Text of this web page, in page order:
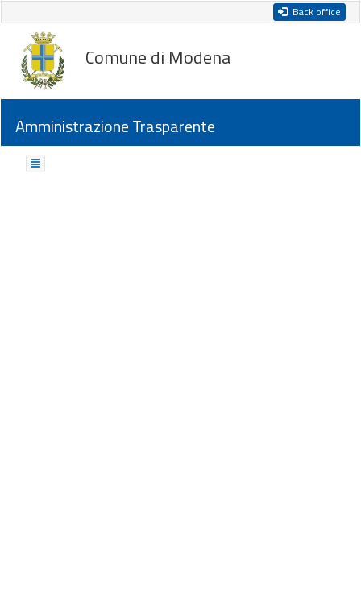
Back office
Comune di Modena
Amministrazione Trasparente